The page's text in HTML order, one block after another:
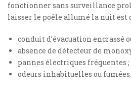
fonctionner sans surveillance
laisser le poêle allumé la nuit est
conduit d’évacuation encrassé
absence de détecteur de
pannes électriques fréquentes ;
odeurs inhabituelles ou fumées.